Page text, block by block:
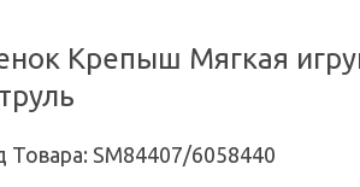
Крепыш Мягкая
Товара: SM84407/6058440